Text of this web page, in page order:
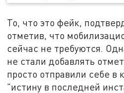
То, что это фейк,
отметив, что
сейчас не требуются.
не стали добавлять
просто отправили себе в
"истину в последней